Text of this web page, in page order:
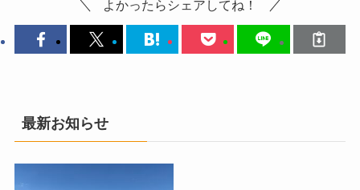
よかったらシェアしてね！
最新お知らせ